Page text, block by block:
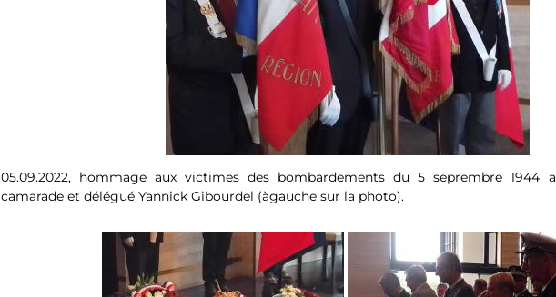
05.09.2022, hommage aux victimes des bombardements du 5 seprembre 1944
camarade et délégué Yannick Gibourdel (àgauche sur la photo).